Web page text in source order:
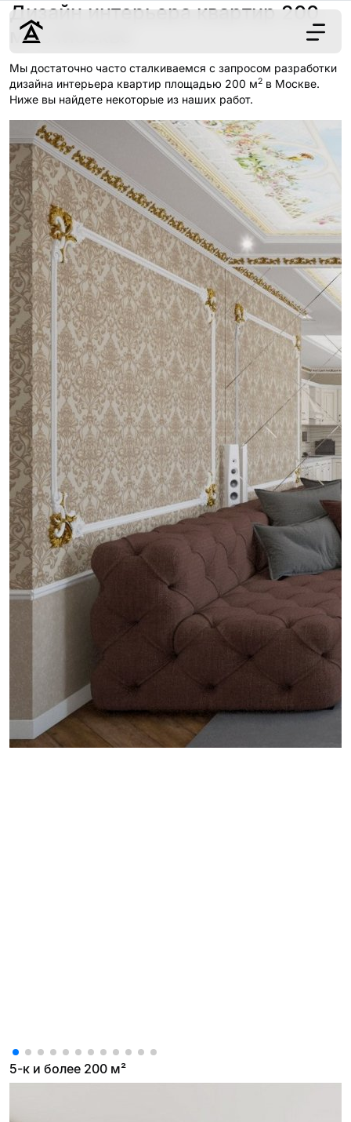
Дизайн
Ремонт
Цены
Наши работы
О нас
Контакты
г. Москва
8 (495) 109-
22-59
Обсудить
проект
Дизайн интерьера квартир 200
м2в Москве
Мы достаточно часто сталкиваемся с запросом разработки
дизайна интерьера квартир площадью 200 м2 в Москве.
Ниже вы найдете некоторые из наших работ.
5-к и более 200 м²